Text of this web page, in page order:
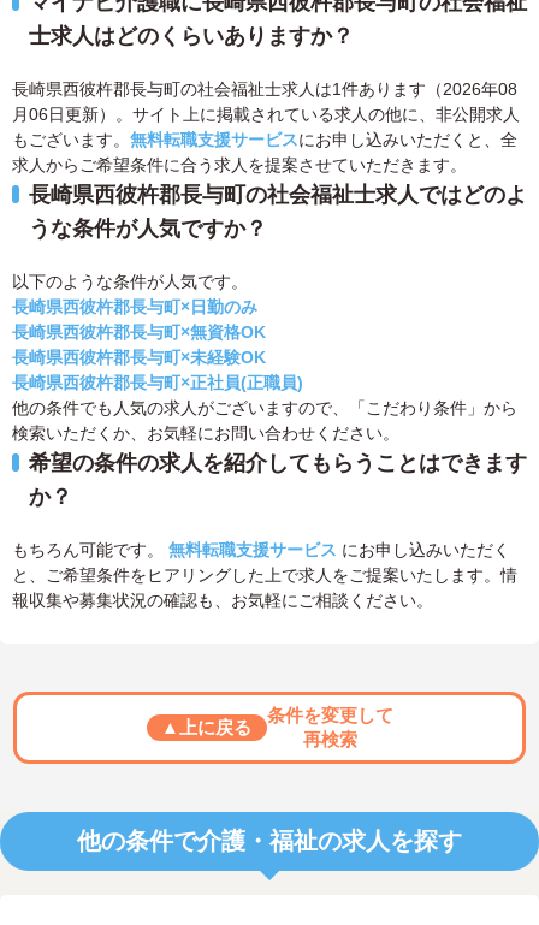
士求人はどのくらいありますか？
長崎県西彼杵郡長与町の社会福祉士求人は1件あります（2026年08
月06日更新）。サイト上に掲載されている求人の他に、非公開求人
もございます。 無料転職支援サービスにお申し込みいただくと、全
求人からご希望条件に合う求人を提案させていただきます。
長崎県西彼杵郡長与町の社会福祉士求人ではどのよ
うな条件が人気ですか？
以下のような条件が人気です。
長崎県西彼杵郡長与町×日勤のみ
長崎県西彼杵郡長与町×無資格OK
長崎県西彼杵郡長与町×未経験OK
長崎県西彼杵郡長与町×正社員(正職員)
他の条件でも人気の求人がございますので、「こだわり条件」から
検索いただくか、お気軽にお問い合わせください。
希望の条件の求人を紹介してもらうことはできます
か？
もちろん可能です。 無料転職支援サービス にお申し込みいただく
と、ご希望条件をヒアリングした上で求人をご提案いたします。情
報収集や募集状況の確認も、お気軽にご相談ください。
▲上に戻る
条件を変更して
再検索
他の条件で介護・福祉の求人を探す